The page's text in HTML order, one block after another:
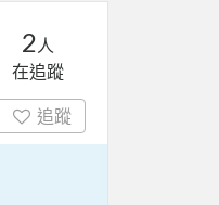
2 人
在追蹤
追蹤